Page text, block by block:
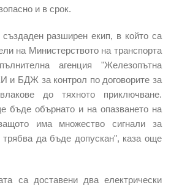
и в срок.
разширен екип, в който са
на Министерството на транспорта
агенция "Железопътна
и БДЖ за контрол по договорите за
до тяхното приключване.
бъде обърнато и на опазването на
има множество сигнали за
трябва да бъде допускан", каза още
са доставени два електрически